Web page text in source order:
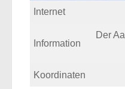
Internet
Information
Der
Koordinaten